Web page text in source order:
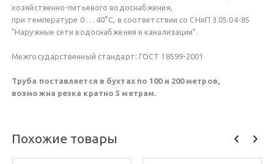
хозяйственно-питьевого водоснабжения,
при температуре 0 … 40°С, в соответствии со СНиП 3.05.04-85
"Наружные сети водоснабжения и канализации".
Межгосударственный стандарт: ГОСТ 18599-2001
Труба поставляется в бухтах по 100 и 200 метров,
возможна резка кратно 5 метрам.
Похожие товары